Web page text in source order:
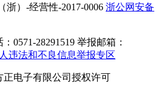
（浙）-经营性-2017-0006 浙公网安备
0571-28291519 举报邮箱：
违法和不良信息举报专区
电子有限公司授权许可